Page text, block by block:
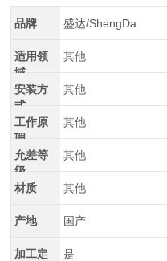
品牌 盛达/ShengDa
适用领
域
其他
安装方
式
其他
工作原
理
其他
允差等
级
其他
材质 其他
产地 国产
加工定
是